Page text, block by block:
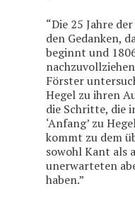
“Die 25 Jahre
den Gedanken,
beginnt und
Förster
Hegel zu ihren
die Schritte, die
‘Anfang’ zu
kommt zu dem
sowohl Kant als
unerwarteten
haben.”